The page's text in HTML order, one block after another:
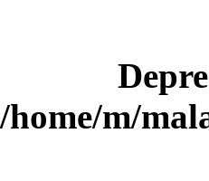
/home/m/